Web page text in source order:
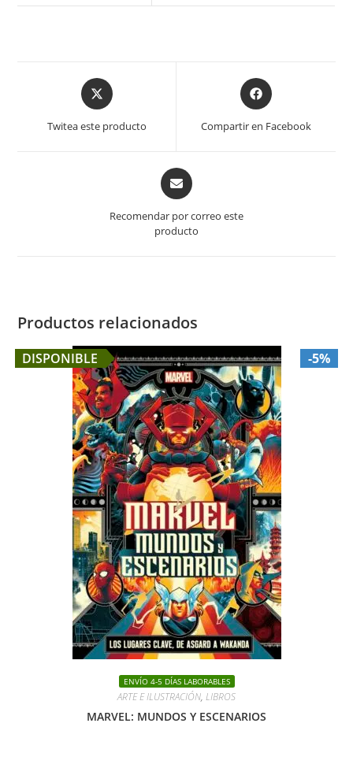
Opens
in
new
Twitea este producto
Opens
in
a
new
Compartir en Facebook
Opens
in
new
Recomendar por correo este
producto
Productos relacionados
DISPONIBLE -5%
ENVÍO 4-5 DÍAS LABORABLES
ARTE E ILUSTRACIÓN, LIBROS
MARVEL: MUNDOS Y ESCENARIOS